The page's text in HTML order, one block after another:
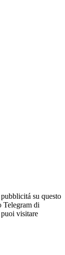
su questo
Telegram di
visitare